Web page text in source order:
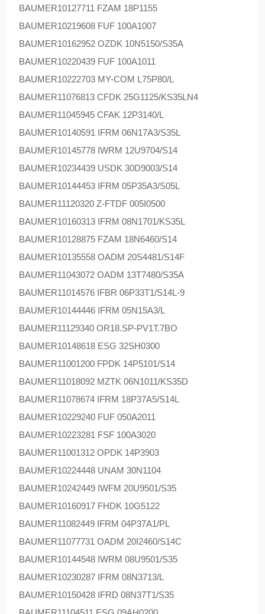
BAUMER10127711 FZAM 18P1155
BAUMER10219608 FUF 100A1007
BAUMER10162952 OZDK 10N5150/S35A
BAUMER10220439 FUF 100A1011
BAUMER10222703 MY-COM L75P80/L
BAUMER11076813 CFDK 25G1125/KS35LN4
BAUMER11045945 CFAK 12P3140/L
BAUMER10140591 IFRM 06N17A3/S35L
BAUMER10145778 IWRM 12U9704/S14
BAUMER10234439 USDK 30D9003/S14
BAUMER10144453 IFRM 05P35A3/S05L
BAUMER11120320 Z-FTDF 005I0500
BAUMER10160313 IFRM 08N1701/KS35L
BAUMER10128875 FZAM 18N6460/S14
BAUMER10135558 OADM 20S4481/S14F
BAUMER11043072 OADM 13T7480/S35A
BAUMER11014576 IFBR 06P33T1/S14L-9
BAUMER10144446 IFRM 05N15A3/L
BAUMER11129340 OR18.SP-PV1T.7BO
BAUMER10148618 ESG 32SH0300
BAUMER11001200 FPDK 14P5101/S14
BAUMER11018092 MZTK 06N1011/KS35D
BAUMER11078674 IFRM 18P37A5/S14L
BAUMER10229240 FUF 050A2011
BAUMER10223281 FSF 100A3020
BAUMER11001312 OPDK 14P3903
BAUMER10224448 UNAM 30N1104
BAUMER10242449 IWFM 20U9501/S35
BAUMER10160917 FHDK 10G5122
BAUMER11082449 IFRM 04P37A1/PL
BAUMER11077731 OADM 20I2460/S14C
BAUMER10144548 IWRM 08U9501/S35
BAUMER10230287 IFRM 08N3713/L
BAUMER10150428 IFRD 08N37T1/S35